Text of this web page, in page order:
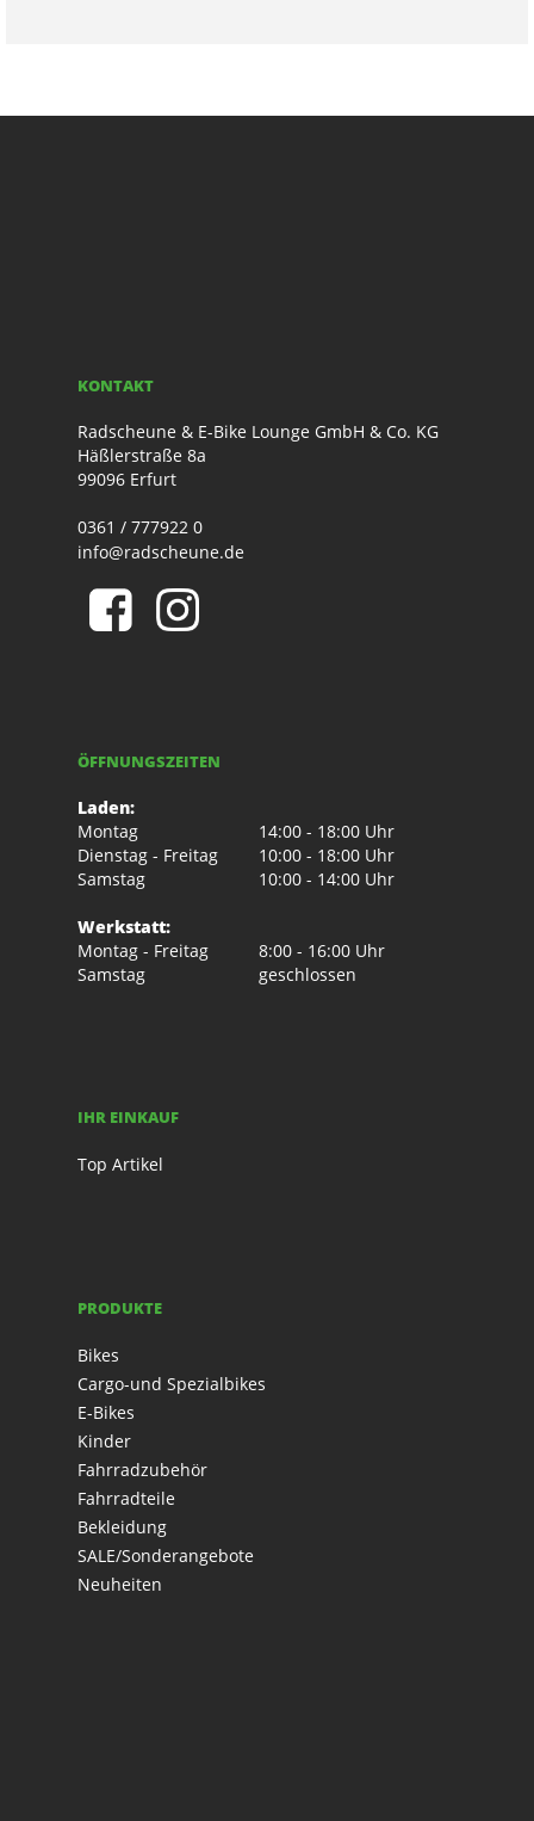
KONTAKT
Radscheune & E-Bike Lounge GmbH & Co. KG
Häßlerstraße 8a
99096 Erfurt
0361 / 777922 0
info@radscheune.de
ÖFFNUNGSZEITEN
Laden:
Montag
14:00 - 18:00 Uhr
Dienstag - Freitag
10:00 - 18:00 Uhr
Samstag
10:00 - 14:00 Uhr
Werkstatt:
Montag - Freitag
8:00 - 16:00 Uhr
Samstag
geschlossen
IHR EINKAUF
Top Artikel
PRODUKTE
Bikes
Cargo-und Spezialbikes
E-Bikes
Kinder
Fahrradzubehör
Fahrradteile
Bekleidung
SALE/Sonderangebote
Neuheiten